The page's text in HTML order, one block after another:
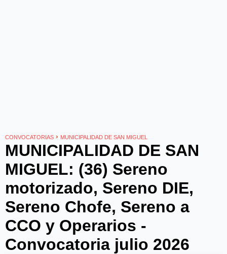
CONVOCATORIAS › MUNICIPALIDAD DE SAN MIGUEL
MUNICIPALIDAD DE SAN
MIGUEL: (36) Sereno
motorizado, Sereno DIE,
Sereno Chofe, Sereno a
CCO y Operarios -
Convocatoria julio 2026